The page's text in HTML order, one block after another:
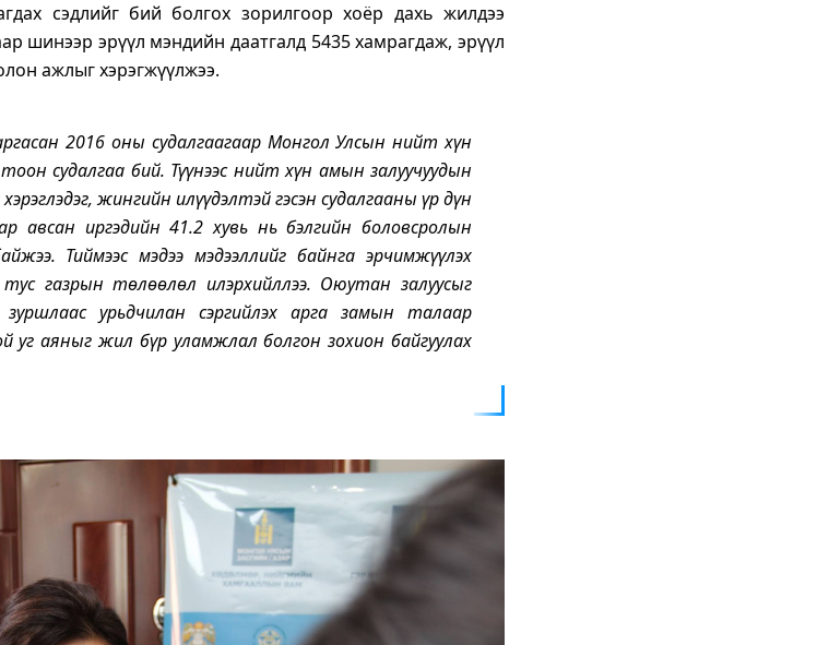
сэдлийг бий болгох зорилгоор хоёр дахь жилдээ
шинээр эрүүл мэндийн даатгалд 5435 хамрагдаж, эрүүл
ажлыг хэрэгжүүлжээ.
2016 оны судалгаагаар Монгол Улсын нийт хүн
судалгаа бий. Түүнээс нийт хүн амын залуучуудын
жингийн илүүдэлтэй гэсэн судалгааны үр дүн
авсан иргэдийн 41.2 хувь нь бэлгийн боловсролын
Тиймээс мэдээ мэдээллийг байнга эрчимжүүлэх
газрын төлөөлөл илэрхийллээ. Оюутан залуусыг
урьдчилан сэргийлэх арга замын талаар
уг аяныг жил бүр уламжлал болгон зохион байгуулах